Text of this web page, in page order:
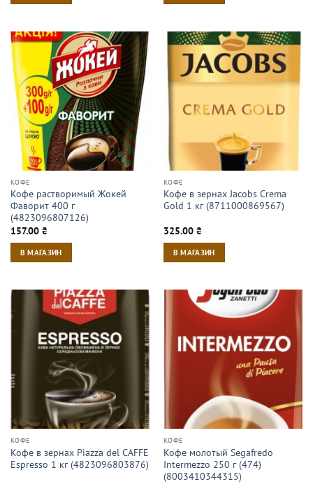
КОФЕ
Кофе растворимый Жокей
Фаворит 400 г
(4823096807126)
157.00 ₴
В МАГАЗИН
КОФЕ
Кофе в зернах Jacobs Crema
Gold 1 кг (8711000869567)
325.00 ₴
В МАГАЗИН
КОФЕ
Кофе в зернах Piazza del CAFFE
Espresso 1 кг (4823096803876)
КОФЕ
Кофе молотый Segafredo
Intermezzo 250 г (474)
(8003410344315)